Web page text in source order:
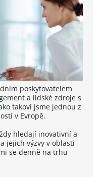
poskytovatelem
a lidské zdroje s
takoví jsme jednou z
v Evropě.
hledají inovativní a
jejich výzvy v oblasti
se denně na trhu